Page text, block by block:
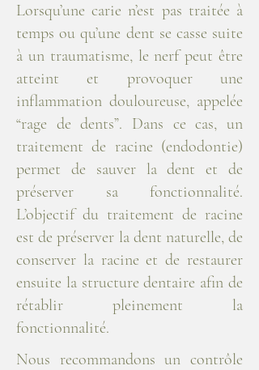
Lorsqu’une carie n’est pas traitée à
temps ou qu’une dent se casse suite
à un traumatisme, le nerf peut être
atteint et provoquer une
inflammation douloureuse, appelée
“rage de dents”. Dans ce cas, un
traitement de racine (endodontie)
permet de sauver la dent et de
préserver sa fonctionnalité.
L’objectif du traitement de racine
est de préserver la dent naturelle, de
conserver la racine et de restaurer
ensuite la structure dentaire afin de
rétablir pleinement la
fonctionnalité.
Nous recommandons un contrôle